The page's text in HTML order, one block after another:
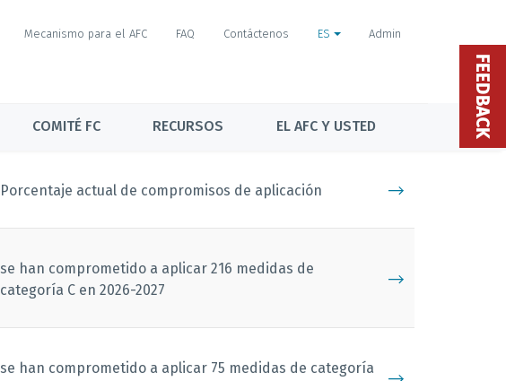
Mecanismo para el AFC FAQ Contáctenos ES Admin
COMITÉ FC RECURSOS EL AFC Y USTED
Porcentaje actual de compromisos de aplicación
se han comprometido a aplicar 216 medidas de
categoría C en 2026-2027
se han comprometido a aplicar 75 medidas de categoría
FEEDBACK